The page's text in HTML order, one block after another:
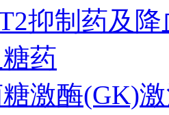
抑制药及
药
激酶(GK)